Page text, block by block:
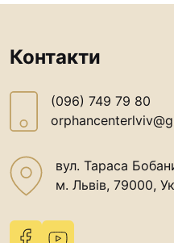
Контакти
(096) 749 79 80
вул. Тараса
м. Львів, 79000,